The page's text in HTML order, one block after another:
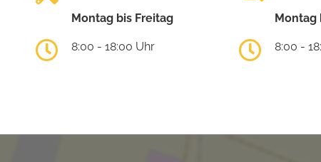
Montag bis Freitag
8:00 - 18:00 Uhr
Montag
8:00 -